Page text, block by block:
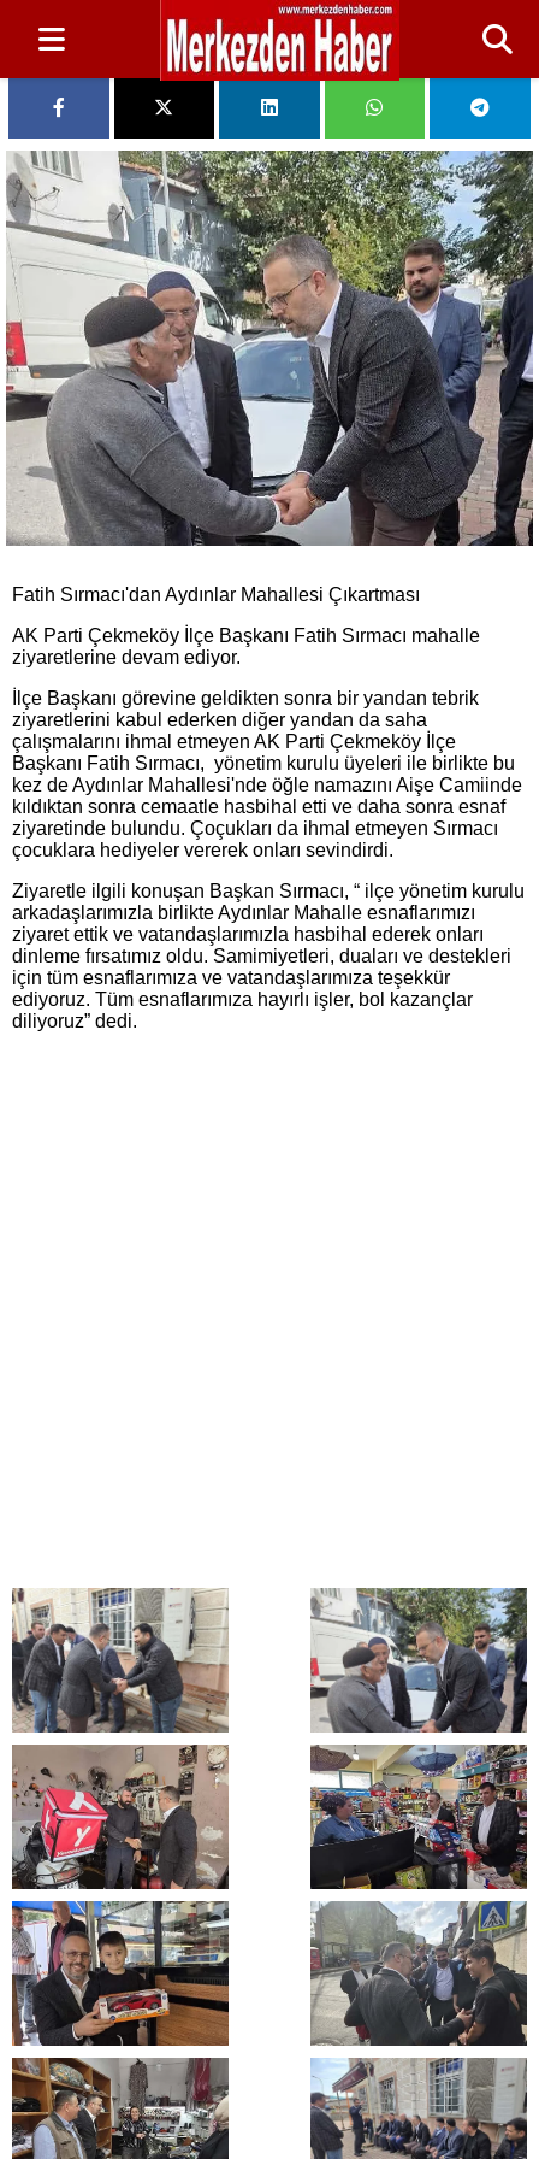
Fatih Sırmacı'dan Aydınlar Mahallesi Çıkartması
AK Parti Çekmeköy İlçe Başkanı Fatih Sırmacı mahalle
ziyaretlerine devam ediyor.
İlçe Başkanı görevine geldikten sonra bir yandan tebrik
ziyaretlerini kabul ederken diğer yandan da saha
çalışmalarını ihmal etmeyen AK Parti Çekmeköy İlçe
Başkanı Fatih Sırmacı, yönetim kurulu üyeleri ile birlikte bu
kez de Aydınlar Mahallesi'nde öğle namazını Aişe Camiinde
kıldıktan sonra cemaatle hasbihal etti ve daha sonra esnaf
ziyaretinde bulundu. Çoçukları da ihmal etmeyen Sırmacı
çocuklara hediyeler vererek onları sevindirdi.
Ziyaretle ilgili konuşan Başkan Sırmacı, “ ilçe yönetim kurulu
arkadaşlarımızla birlikte Aydınlar Mahalle esnaflarımızı
ziyaret ettik ve vatandaşlarımızla hasbihal ederek onları
dinleme fırsatımız oldu. Samimiyetleri, duaları ve destekleri
için tüm esnaflarımıza ve vatandaşlarımıza teşekkür
ediyoruz. Tüm esnaflarımıza hayırlı işler, bol kazançlar
diliyoruz” dedi.